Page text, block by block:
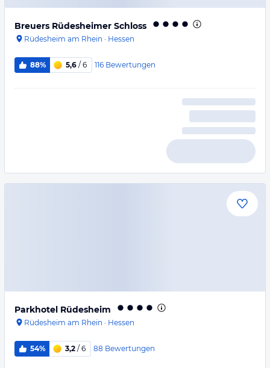
Breuers Rüdesheimer Schloss
Rüdesheim am Rhein · Hessen
88% 5,6 / 6 116 Bewertungen
Parkhotel Rüdesheim
Rüdesheim am Rhein · Hessen
54% 3,2 / 6 88 Bewertungen